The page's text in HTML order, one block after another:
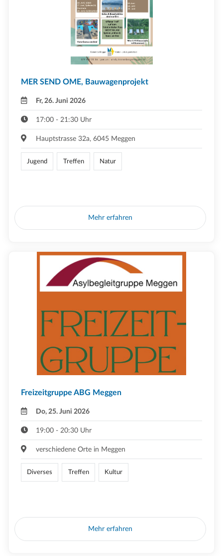
MER SEND OME, Bauwagenprojekt
Fr, 26. Juni 2026
17:00 - 21:30 Uhr
Hauptstrasse 32a, 6045 Meggen
Jugend Treffen Natur
Mehr erfahren
Freizeitgruppe ABG Meggen
Do, 25. Juni 2026
19:00 - 20:30 Uhr
verschiedene Orte in Meggen
Diverses Treffen Kultur
Mehr erfahren